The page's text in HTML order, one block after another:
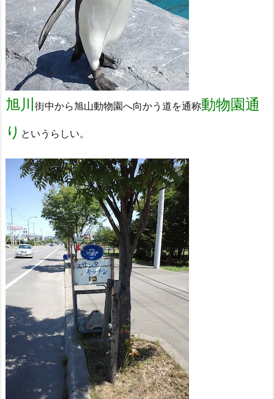
旭川 街中から旭山動物園へ向かう道を通称動物園通
り というらしい。